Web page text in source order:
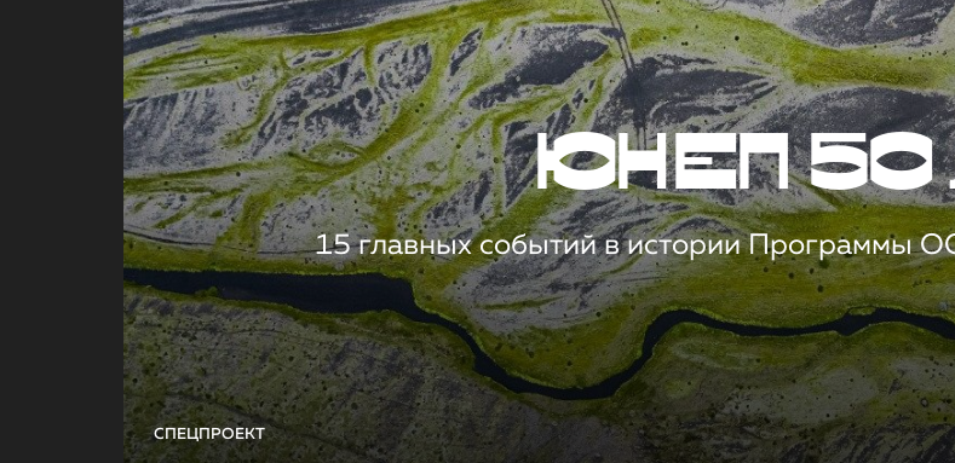
СПЕЦПРОЕКТ
ЮНЕП 50
15 главных событий в истории Программы